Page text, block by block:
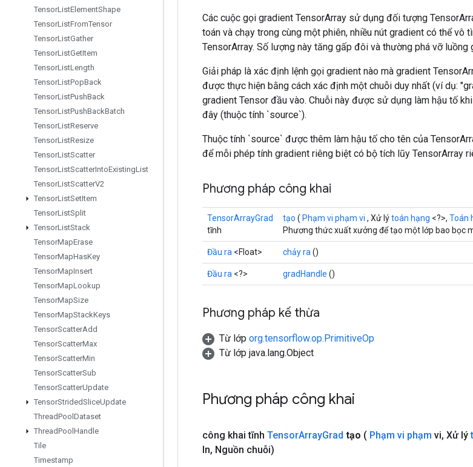
TensorListElementShape
TensorListFromTensor
TensorListGather
TensorListGetItem
TensorListLength
TensorListPopBack
TensorListPushBack
TensorListPushBackBatch
TensorListReserve
TensorListResize
TensorListScatter
TensorListScatterIntoExistingList
TensorListScatterV2
TensorListSetItem
TensorListSplit
TensorListStack
TensorMapErase
TensorMapHasKey
TensorMapInsert
TensorMapLookup
TensorMapSize
TensorMapStackKeys
TensorScatterAdd
TensorScatterMax
TensorScatterMin
TensorScatterSub
TensorScatterUpdate
TensorStridedSliceUpdate
ThreadPool Dataset
ThreadPool Handle
Tile
Timestamp
Các cuộc gọi gradient TensorArray sử dụng đối tượng
toán và chạy trong cùng một phiên, nhiều nút gradient có thể vô
TensorArray. Số lượng này tăng gấp đôi và thường phá vỡ luồng
Giải pháp là xác định lệnh gọi gradient nào mà gradient
được thực hiện bằng cách xác định một chuỗi duy nhất (ví dụ:
gradient Tensor đầu vào. Chuỗi này được sử dụng làm hậu tố
đây (thuộc tính `source`).
Thuộc tính `source` được thêm làm hậu tố cho tên của
để mỗi phép tính gradient riêng biệt có bộ tích lũy TensorArray
Phương pháp công khai
TensorArrayGrad
tĩnh
tạo ( Phạm vi phạm vi , Xử lýtoán hạng <?>, Toán
Phương thức xuất xưởng để tạo một lớp bao bọc
Đầu ra <Float> chảy ra ()
Đầu ra <?> gradHandle ()
Phương pháp kế thừa
Từ lớp org.tensorflow.op.PrimitiveOp
Từ lớp java.lang.Object
Phương pháp công khai
công khai tĩnh TensorArrayGrad tạo ( Phạm vi phạm vi, Xử lý
In, Nguồn chuỗi)